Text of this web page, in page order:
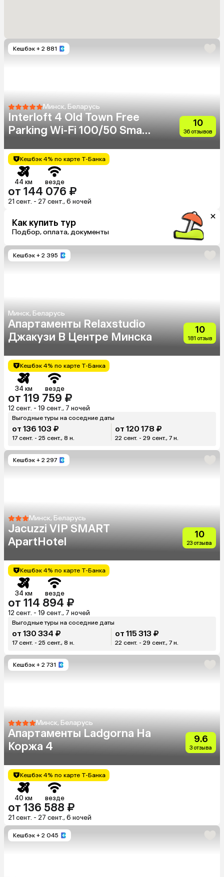
Кешбэк + 2 881
Минск, Беларусь
Interloft 4 Old Town Free
Parking Wi-Fi 100/50 Smart
10
36 отзывов
Кешбэк 4% по карте Т-Банка
44 км везде
от 144 076 ₽
21 сент. - 27 сент., 6 ночей
Как купить тур
Подбор, оплата, документы
Кешбэк + 2 395
Минск, Беларусь
Апартаменты Relaxstudio
Джакузи В Центре Минска
10
181 отзыв
Кешбэк 4% по карте Т-Банка
34 км везде
от 119 759 ₽
12 сент. - 19 сент., 7 ночей
Выгодные туры на соседние даты
от 136 103 ₽
17 сент. - 25 сент., 8 н.
от 120 178 ₽
22 сент. - 29 сент., 7 н.
Кешбэк + 2 297
Минск, Беларусь
Jacuzzi VIP SMART
ApartHotel
10
23 отзыва
Кешбэк 4% по карте Т-Банка
34 км везде
от 114 894 ₽
12 сент. - 19 сент., 7 ночей
Выгодные туры на соседние даты
от 130 334 ₽
17 сент. - 25 сент., 8 н.
от 115 313 ₽
22 сент. - 29 сент., 7 н.
Кешбэк + 2 731
Минск, Беларусь
Апартаменты Ladgorna На
Коржа 4
9.6
3 отзыва
Кешбэк 4% по карте Т-Банка
40 км везде
от 136 588 ₽
21 сент. - 27 сент., 6 ночей
Кешбэк + 2 045